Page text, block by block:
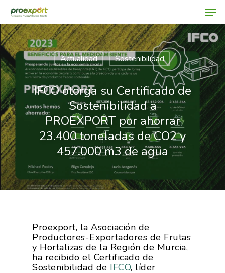
Hit enter to search or ESC to close
Actualidad Sostenibilidad
IFCO otorga su Certificado de
Sostenibilidad a
PROEXPORT por ahorrar
23.400 toneladas de CO2 y
457.000 m3 de agua
Proexport, la Asociación de
Productores-Exportadores de Frutas
y Hortalizas de la Región de Murcia,
ha recibido el Certificado de
Sostenibilidad de IFCO, líder